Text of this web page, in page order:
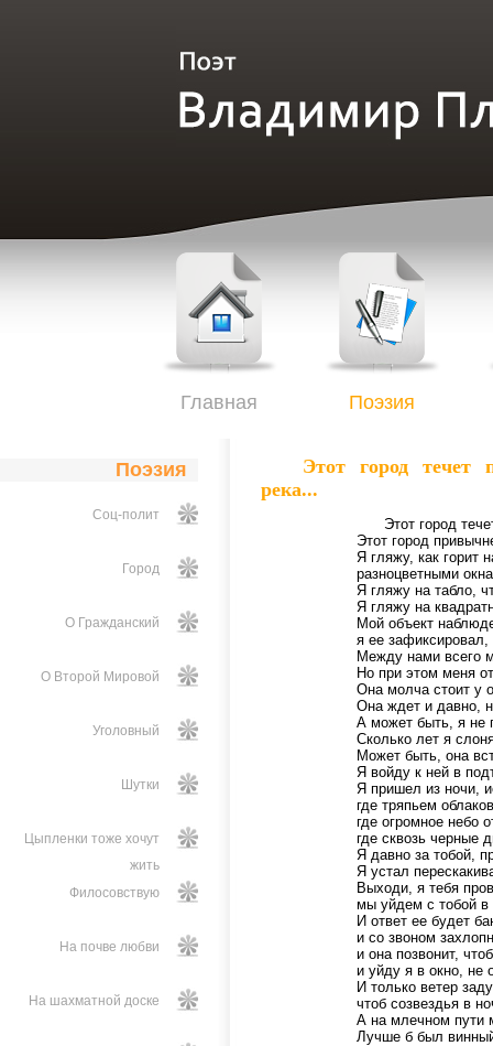
Главная Поэзия
Поэзия
Соц-полит
Город
О Гражданский
О Второй Мировой
Уголовный
Шутки
Цыпленки тоже хочут
жить
Филосовствую
На почве любви
На шахматной доске
Этот город течет
река...
Этот город
Этот город
Я гляжу, как горит
разноцветными
Я гляжу на табло,
Я гляжу на
Мой объект
я ее
Между нами всего
Но при этом меня
Она молча стоит у
Она ждет и давно,
А может быть, я не
Сколько лет я
Может быть, она
Я войду к ней в
Я пришел из ночи,
где тряпьем
где огромное небо
где сквозь черные
Я давно за тобой,
Я устал
Выходи, я тебя
мы уйдем с тобой в
И ответ ее будет
и со звоном
и она позвонит,
и уйду я в окно, не
И только ветер
чтоб созвездья в
А на млечном пути
Лучше б был